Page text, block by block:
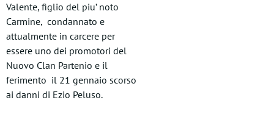
Valente, figlio del piu’ noto
Carmine, condannato e
attualmente in carcere per
essere uno dei promotori del
Nuovo Clan Partenio e il
ferimento il 21 gennaio scorso
ai danni di Ezio Peluso.